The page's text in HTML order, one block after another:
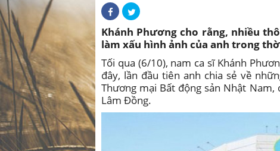
Khánh Phương cho rằng, nhiều
làm xấu hình ảnh của anh trong
Tối qua (6/10), nam ca sĩ Khánh
đây, lần đầu tiên anh chia sẻ về
Thương mại Bất động sản Nhật
Lâm Đồng.